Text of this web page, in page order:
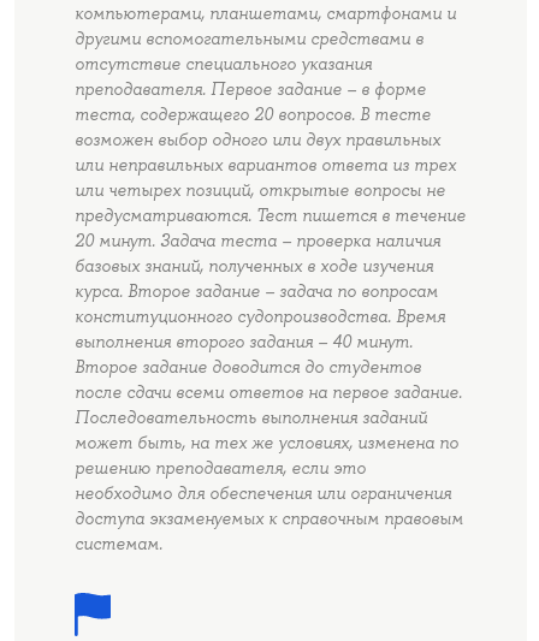
компьютерами, планшетами, смартфонами и
другими вспомогательными средствами в
отсутствие специального указания
преподавателя. Первое задание – в форме
теста, содержащего 20 вопросов. В тесте
возможен выбор одного или двух правильных
или неправильных вариантов ответа из трех
или четырех позиций, открытые вопросы не
предусматриваются. Тест пишется в течение
20 минут. Задача теста – проверка наличия
базовых знаний, полученных в ходе изучения
курса. Второе задание – задача по вопросам
конституционного судопроизводства. Время
выполнения второго задания – 40 минут.
Второе задание доводится до студентов
после сдачи всеми ответов на первое задание.
Последовательность выполнения заданий
может быть, на тех же условиях, изменена по
решению преподавателя, если это
необходимо для обеспечения или ограничения
доступа экзаменуемых к справочным правовым
системам.